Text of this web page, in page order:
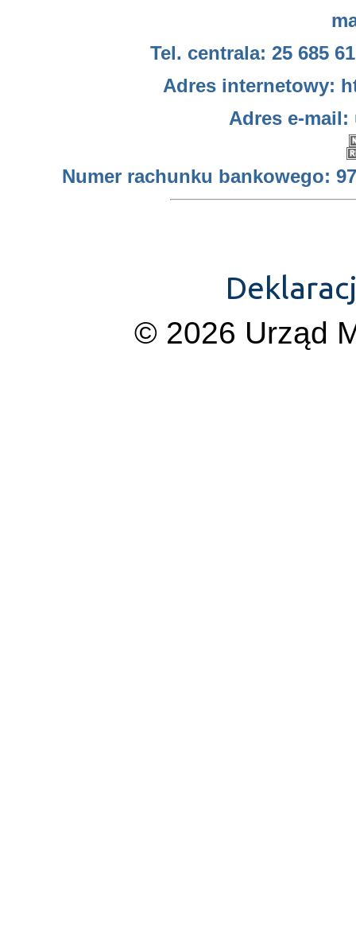
Tel. centrala: 25 685
Adres internetowy:
Adres e-mail:
Numer rachunku bankowego: 97
© 2026 Urząd